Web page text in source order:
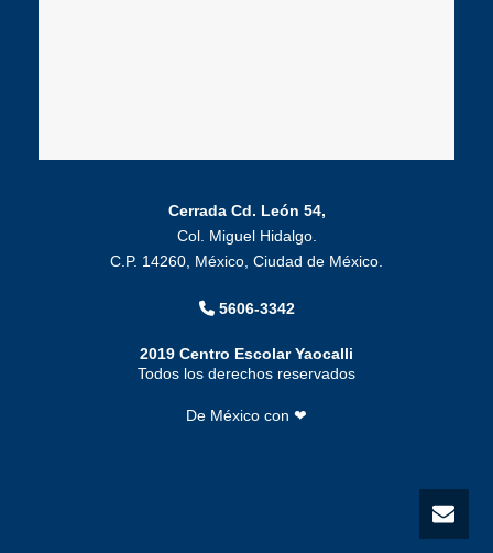
Cerrada Cd. León 54,
Col. Miguel Hidalgo.
C.P. 14260, México, Ciudad de México.
5606-3342
2019 Centro Escolar Yaocalli
Todos los derechos reservados
De México con ❤